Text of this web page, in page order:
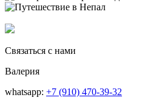
Связаться с нами
Валерия
whatsapp: +7 (910) 470-39-32